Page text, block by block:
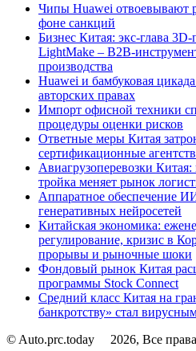
Чипы Huawei отвоевывают
фоне санкций
Бизнес Китая: экс-глава
LightMake – B2B-
производства
Huawei и бамбуковая
авторских правах
Импорт офисной техники
процедуры оценки рисков
Ответные меры Китая
сертификационные
Авиагрузоперевозки
тройка меняет рынок
Аппаратное обеспечение
генеративных нейросетей
Китайская экономика:
регулирование, кризис в
прорывы и рыночные шоки
Фондовый рынок Китая
программы Stock Connect
Средний класс Китая на
банкротству» стал
© Auto.prc.today
2026, Все